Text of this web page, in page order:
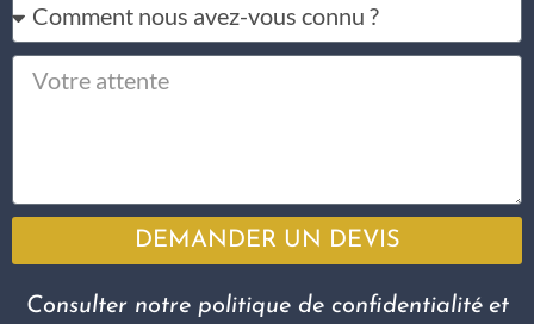
DEMANDER UN DEVIS
Consulter notre politique de confidentialité et